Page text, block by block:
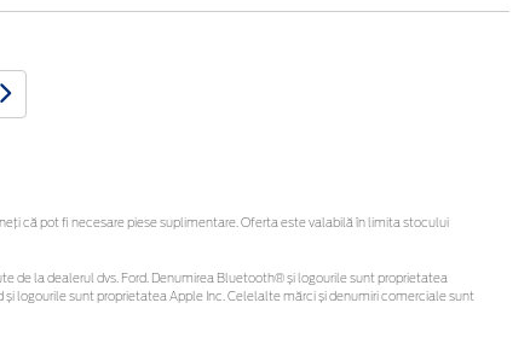
că pot fi necesare piese suplimentare. Oferta este valabilă în limita stocului
de la dealerul dvs. Ford. Denumirea Bluetooth® și logourile sunt proprietatea
logourile sunt proprietatea Apple Inc. Celelalte mărci și denumiri comerciale sunt